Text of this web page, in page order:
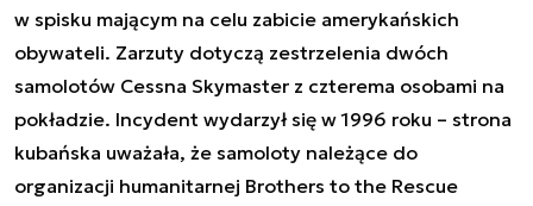
w spisku mającym na celu zabicie amerykańskich
obywateli. Zarzuty dotyczą zestrzelenia dwóch
samolotów Cessna Skymaster z czterema osobami na
pokładzie. Incydent wydarzył się w 1996 roku – strona
kubańska uważała, że samoloty należące do
organizacji humanitarnej Brothers to the Rescue